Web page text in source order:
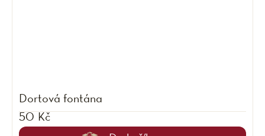
Dortová fontána
50 Kč